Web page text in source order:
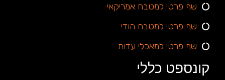
שף פרטי למטבח אמריקאי
שף פרטי למטבח הודי
שף פרטי למאכלי עדות
קונספט כללי